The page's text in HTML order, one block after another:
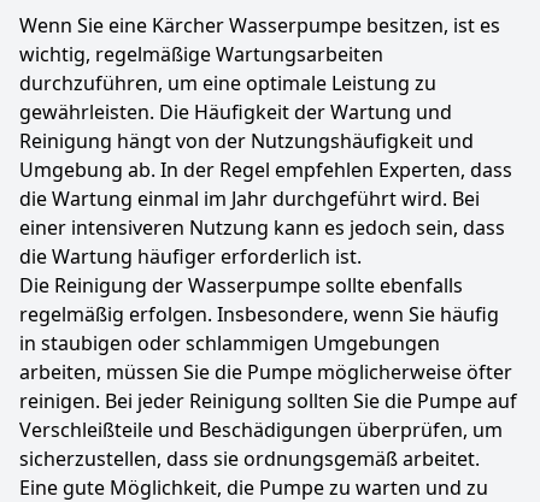
Wenn Sie eine Kärcher Wasserpumpe besitzen, ist es
wichtig, regelmäßige Wartungsarbeiten
durchzuführen, um eine optimale Leistung zu
gewährleisten. Die Häufigkeit der Wartung und
Reinigung hängt von der Nutzungshäufigkeit und
Umgebung ab. In der Regel empfehlen Experten, dass
die Wartung einmal im Jahr durchgeführt wird. Bei
einer intensiveren Nutzung kann es jedoch sein, dass
die Wartung häufiger erforderlich ist.
Die Reinigung der Wasserpumpe sollte ebenfalls
regelmäßig erfolgen. Insbesondere, wenn Sie häufig
in staubigen oder schlammigen Umgebungen
arbeiten, müssen Sie die Pumpe möglicherweise öfter
reinigen. Bei jeder Reinigung sollten Sie die Pumpe auf
Verschleißteile und Beschädigungen überprüfen, um
sicherzustellen, dass sie ordnungsgemäß arbeitet.
Eine gute Möglichkeit, die Pumpe zu warten und zu